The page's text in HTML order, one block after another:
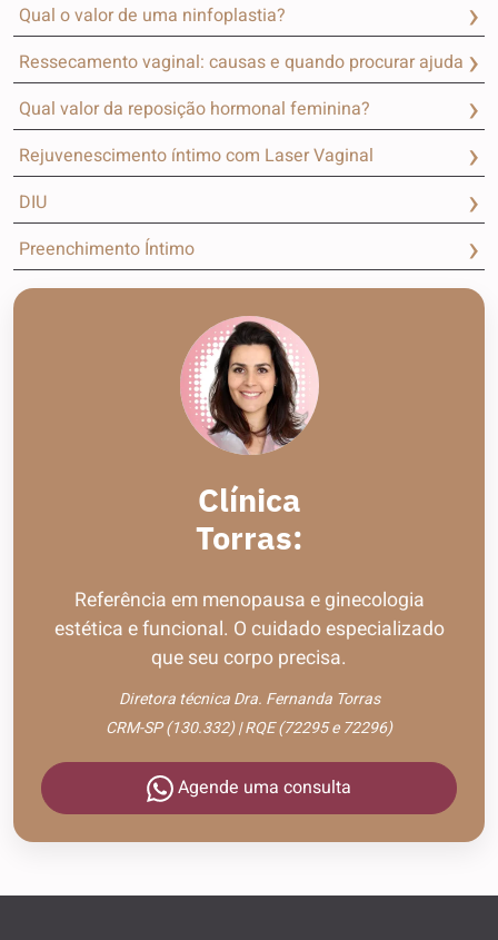
Qual o valor de uma ninfoplastia?
Ressecamento vaginal: causas e quando procurar ajuda
Qual valor da reposição hormonal feminina?
Rejuvenescimento íntimo com Laser Vaginal
DIU
Preenchimento Íntimo
Clínica
Torras:
Referência em menopausa e ginecologia
estética e funcional. O cuidado especializado
que seu corpo precisa.
Diretora técnica Dra. Fernanda Torras
CRM-SP (130.332) | RQE (72295 e 72296)
Agende uma consulta